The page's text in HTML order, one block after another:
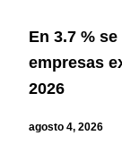
En 3.7 %
empresas
2026
agosto 4, 2026